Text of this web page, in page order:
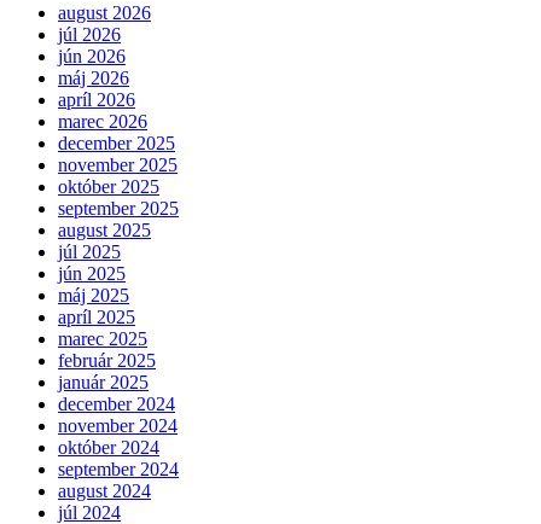
august 2026
júl 2026
jún 2026
máj 2026
apríl 2026
marec 2026
december 2025
november 2025
október 2025
september 2025
august 2025
júl 2025
jún 2025
máj 2025
apríl 2025
marec 2025
február 2025
január 2025
december 2024
november 2024
október 2024
september 2024
august 2024
júl 2024